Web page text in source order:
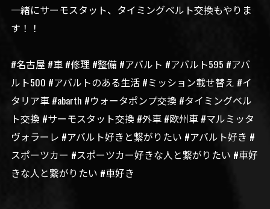
一緒にサーモスタット、タイミングベルト交換もやりま
す！！
#名古屋 #車 #修理 #整備 #アバルト #アバルト595 #アバ
ルト500 #アバルトのある生活 #ミッション載せ替え #イ
タリア車 #abarth #ウォータポンプ交換 #タイミングベル
ト交換 #サーモスタット交換 #外車 #欧州車 #マルミッタ
ヴォラーレ #アバルト好きと繋がりたい #アバルト好き #
スポーツカー #スポーツカー好きな人と繋がりたい #車好
きな人と繋がりたい #車好き